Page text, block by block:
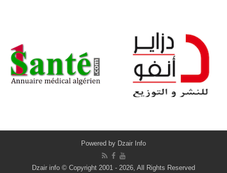
Powered by Dzair Info
Dzair info © Copyright 2001 - 2026, All Rights Reserved